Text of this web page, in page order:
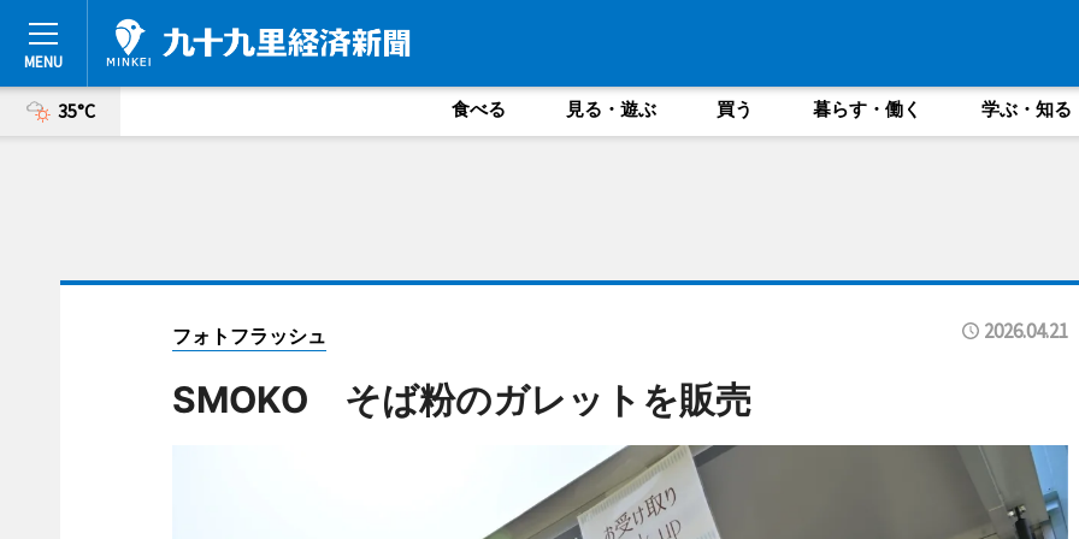
35°C 食べる 見る・遊ぶ 買う 暮らす・働く 学ぶ・知る
フォトフラッシュ 2026.04.21
SMOKO そば粉のガレットを販売